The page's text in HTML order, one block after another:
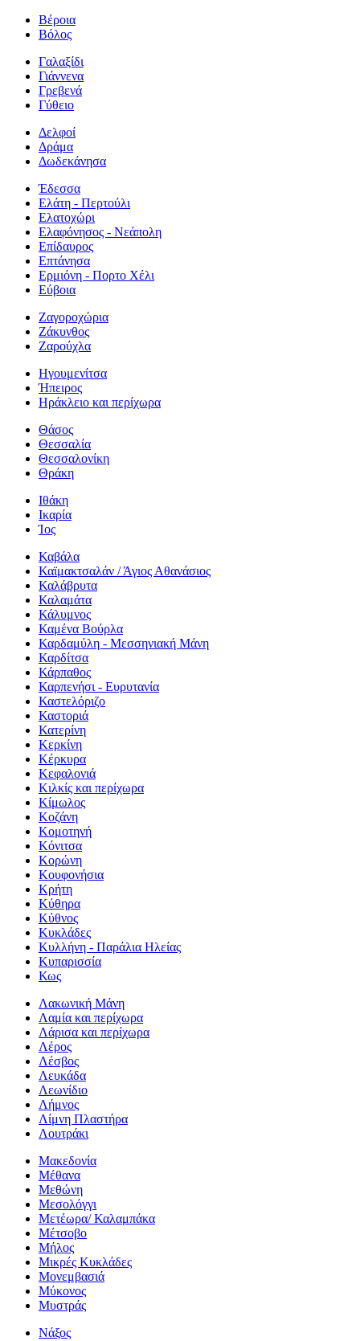
Βέροια
Βόλος
Γαλαξίδι
Γιάννενα
Γρεβενά
Γύθειο
Δελφοί
Δράμα
Δωδεκάνησα
Έδεσσα
Ελάτη - Περτούλι
Ελατοχώρι
Ελαφόνησος - Νεάπολη
Επίδαυρος
Επτάνησα
Ερμιόνη - Πορτο Χέλι
Εύβοια
Ζαγοροχώρια
Ζάκυνθος
Ζαρούχλα
Ηγουμενίτσα
Ήπειρος
Ηράκλειο και περίχωρα
Θάσος
Θεσσαλία
Θεσσαλονίκη
Θράκη
Ιθάκη
Ικαρία
Ίος
Καβάλα
Καϊμακτσαλάν / Άγιος Αθανάσιος
Καλάβρυτα
Καλαμάτα
Κάλυμνος
Καμένα Βούρλα
Καρδαμύλη - Μεσσηνιακή Μάνη
Καρδίτσα
Κάρπαθος
Καρπενήσι - Ευρυτανία
Καστελόριζο
Καστοριά
Κατερίνη
Κερκίνη
Κέρκυρα
Κεφαλονιά
Κιλκίς και περίχωρα
Κίμωλος
Κοζάνη
Κομοτηνή
Κόνιτσα
Κορώνη
Κουφονήσια
Κρήτη
Κύθηρα
Κύθνος
Κυκλάδες
Κυλλήνη - Παράλια Ηλείας
Κυπαρισσία
Κως
Λακωνική Μάνη
Λαμία και περίχωρα
Λάρισα και περίχωρα
Λέρος
Λέσβος
Λευκάδα
Λεωνίδιο
Λήμνος
Λίμνη Πλαστήρα
Λουτράκι
Μακεδονία
Μέθανα
Μεθώνη
Μεσολόγγι
Μετέωρα/ Καλαμπάκα
Μέτσοβο
Μήλος
Μικρές Κυκλάδες
Μονεμβασιά
Μύκονος
Μυστράς
Νάξος